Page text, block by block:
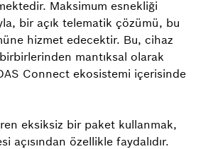
Maksimum esnekliği
bir açık telematik çözümü, bu
hizmet edecektir. Bu, cihaz
mantıksal olarak
Connect ekosistemi içerisinde
eksiksiz bir paket kullanmak,
açısından özellikle faydalıdır.